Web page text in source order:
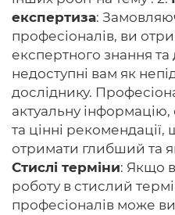
експертиза:
професіоналів, ви
експертного знання та
недоступні вам як
досліднику.
актуальну інформацію,
та цінні
отримати глибший та
Стислі терміни: Якщо
роботу в стислий
професіоналів може